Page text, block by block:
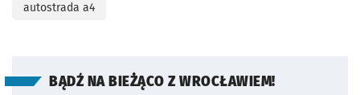
autostrada a4
BĄDŹ NA BIEŻĄCO Z WROCŁAWIEM!